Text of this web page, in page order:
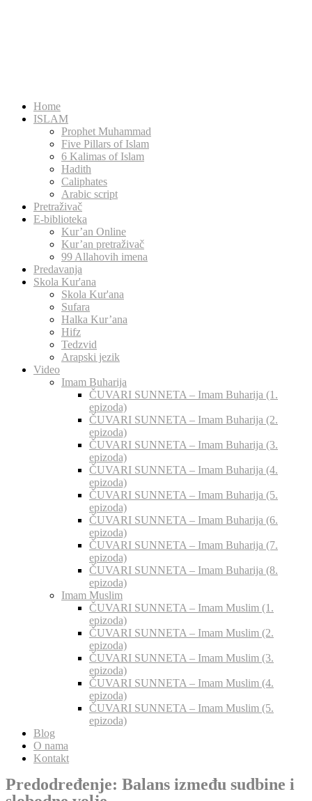
Home
ISLAM
Prophet Muhammad
Five Pillars of Islam
6 Kalimas of Islam
Hadith
Caliphates
Arabic script
Pretraživač
E-biblioteka
Kur’an Online
Kur’an pretraživač
99 Allahovih imena
Predavanja
Skola Kur'ana
Skola Kur'ana
Sufara
Halka Kur’ana
Hifz
Tedzvid
Arapski jezik
Video
Imam Buharija
ČUVARI SUNNETA – Imam Buharija (1.
epizoda)
ČUVARI SUNNETA – Imam Buharija (2.
epizoda)
ČUVARI SUNNETA – Imam Buharija (3.
epizoda)
ČUVARI SUNNETA – Imam Buharija (4.
epizoda)
ČUVARI SUNNETA – Imam Buharija (5.
epizoda)
ČUVARI SUNNETA – Imam Buharija (6.
epizoda)
ČUVARI SUNNETA – Imam Buharija (7.
epizoda)
ČUVARI SUNNETA – Imam Buharija (8.
epizoda)
Imam Muslim
ČUVARI SUNNETA – Imam Muslim (1.
epizoda)
ČUVARI SUNNETA – Imam Muslim (2.
epizoda)
ČUVARI SUNNETA – Imam Muslim (3.
epizoda)
ČUVARI SUNNETA – Imam Muslim (4.
epizoda)
ČUVARI SUNNETA – Imam Muslim (5.
epizoda)
Blog
O nama
Kontakt
Predodređenje: Balans između sudbine i